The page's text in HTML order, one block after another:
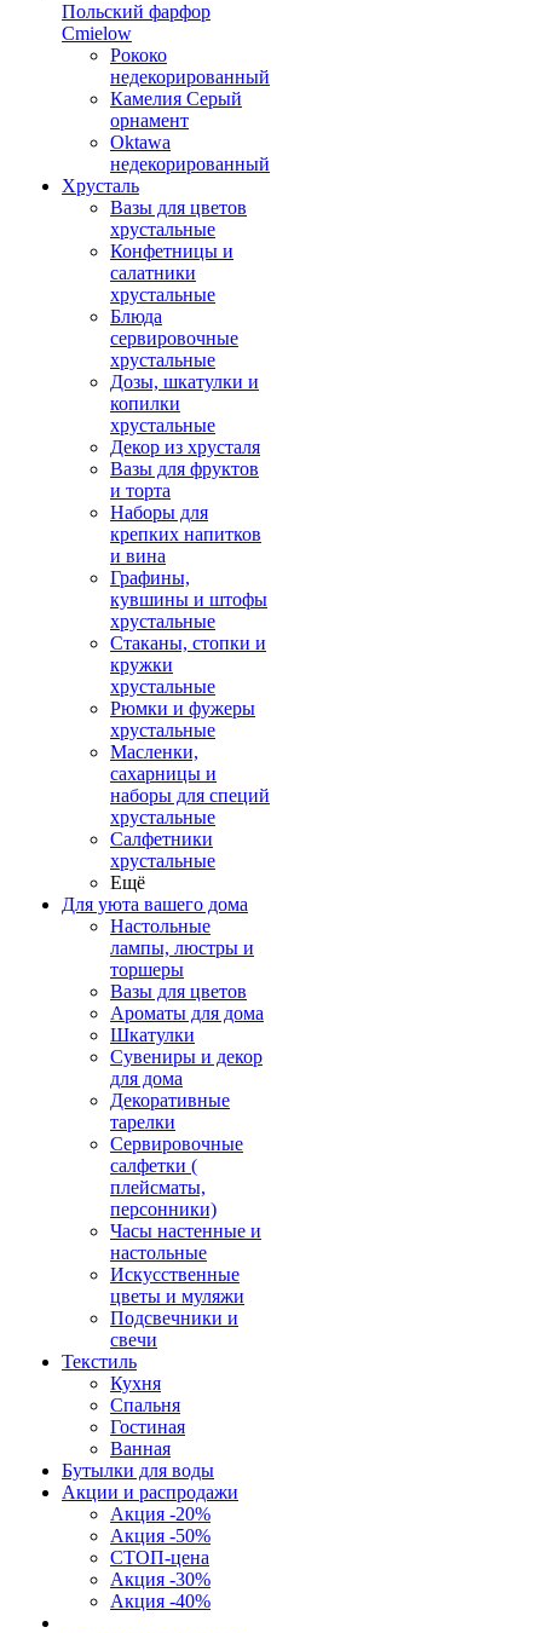
Польский фарфор
Сmielow
Рококо
недекорированный
Камелия Серый
орнамент
Oktawa
недекорированный
Хрусталь
Вазы для цветов
хрустальные
Конфетницы и
салатники
хрустальные
Блюда
сервировочные
хрустальные
Дозы, шкатулки и
копилки
хрустальные
Декор из хрусталя
Вазы для фруктов
и торта
Наборы для
крепких напитков
и вина
Графины,
кувшины и штофы
хрустальные
Стаканы, стопки и
кружки
хрустальные
Рюмки и фужеры
хрустальные
Масленки,
сахарницы и
наборы для специй
хрустальные
Салфетники
хрустальные
Ещё
Для уюта вашего дома
Настольные
лампы, люстры и
торшеры
Вазы для цветов
Ароматы для дома
Шкатулки
Сувениры и декор
для дома
Декоративные
тарелки
Сервировочные
салфетки (
плейсматы,
персонники)
Часы настенные и
настольные
Искусственные
цветы и муляжи
Подсвечники и
свечи
Текстиль
Кухня
Спальня
Гостиная
Ванная
Бутылки для воды
Акции и распродажи
Акция -20%
Акция -50%
СТОП-цена
Акция -30%
Акция -40%